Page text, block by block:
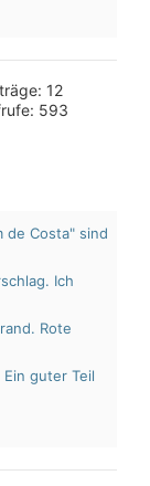
12
593
de Costa" sind
Ich
Rote
guter Teil